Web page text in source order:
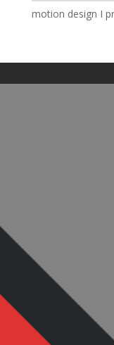
motion design I